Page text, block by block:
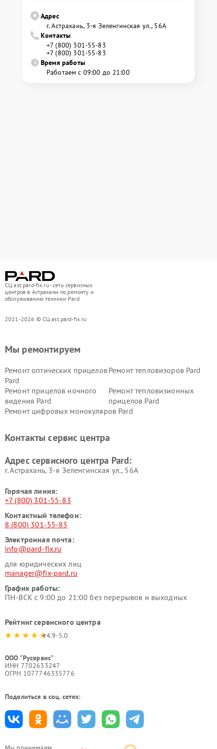
Адрес
г. Астрахань, 3-я Зеленгинская ул., 56А
Контакты
+7 (800) 301-55-83
+7 (800) 301-55-83
Время работы
Работаем с 09:00 до 21:00
СЦ ast.pard-fix.ru - сеть сервисных
центров в Астрахани по ремонту и
обслуживанию техники Pard
2021-2026 © СЦ ast.pard-fix.ru
Мы ремонтируем
Ремонт оптических прицелов
Pard
Ремонт тепловизоров Pard
Ремонт прицелов ночного
видения Pard
Ремонт тепловизионных
прицелов Pard
Ремонт цифровых монокуляров Pard
Контакты сервис центра
Адрес сервисного центра Pard:
г. Астрахань, 3-я Зеленгинская ул., 56А
Горячая линия:
+7 (800) 301-55-83
Контактный телефон:
8 (800) 301-55-83
Электронная почта:
info@pard-fix.ru
для юридических лиц
manager@fix-pard.ru
График работы:
ПН-ВСК с 9:00 до 21:00 без перерывов и выходных
Рейтинг сервисного центра
4.9-5.0
ООО "Русервис"
ИНН 7702633247
ОГРН 1077746335776
Поделиться в соц. сетях: